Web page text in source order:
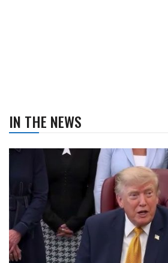
IN THE NEWS